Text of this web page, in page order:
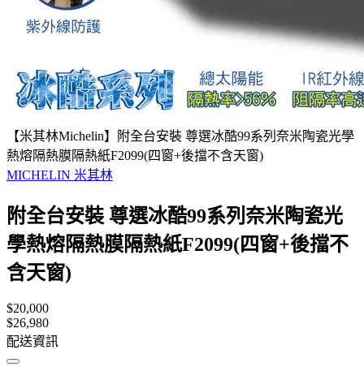
【米其林Michelin】附全台安裝 尊選冰酷99系列奈米陶瓷光學
熱熔隔熱膜隔熱紙F2099(四窗+後擋不含天窗)
MICHELIN 米其林
附全台安裝 尊選冰酷99系列奈米陶瓷光
學熱熔隔熱膜隔熱紙F2099(四窗+後擋不
含天窗)
$20,000
$26,980
配送資訊